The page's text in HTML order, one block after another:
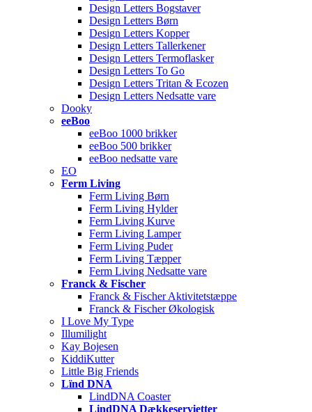
Design Letters Bogstaver
Design Letters Børn
Design Letters Kopper
Design Letters Tallerkener
Design Letters Termoflasker
Design Letters To Go
Design Letters Tritan & Ecozen
Design Letters Nedsatte vare
Dooky
eeBoo
eeBoo 1000 brikker
eeBoo 500 brikker
eeBoo nedsatte vare
EO
Ferm Living
Ferm Living Børn
Ferm Living Hylder
Ferm Living Kurve
Ferm Living Lamper
Ferm Living Puder
Ferm Living Tæpper
Ferm Living Nedsatte vare
Franck & Fischer
Franck & Fischer Aktivitetstæppe
Franck & Fischer Økologisk
I Love My Type
Illumilight
Kay Bojesen
KiddiKutter
Little Big Friends
Lïnd DNA
LindDNA Coaster
LindDNA Dækkeservietter